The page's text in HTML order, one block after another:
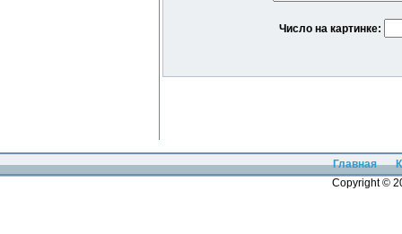
Число на картинке:
Главная
Copyright ©